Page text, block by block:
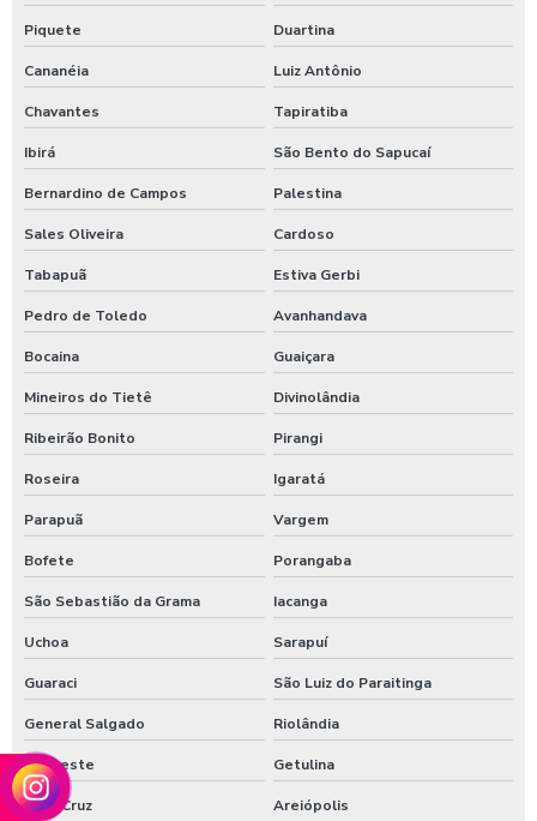
Piquete Duartina
Cananéia Luiz Antônio
Chavantes Tapiratiba
Ibirá São Bento do Sapucaí
Bernardino de Campos Palestina
Sales Oliveira Cardoso
Tabapuã Estiva Gerbi
Pedro de Toledo Avanhandava
Bocaina Guaiçara
Mineiros do Tietê Divinolândia
Ribeirão Bonito Pirangi
Roseira Igaratá
Parapuã Vargem
Bofete Porangaba
São Sebastião da Grama Iacanga
Uchoa Sarapuí
Guaraci São Luiz do Paraitinga
General Salgado Riolândia
Ouroeste Getulina
Vera Cruz Areiópolis